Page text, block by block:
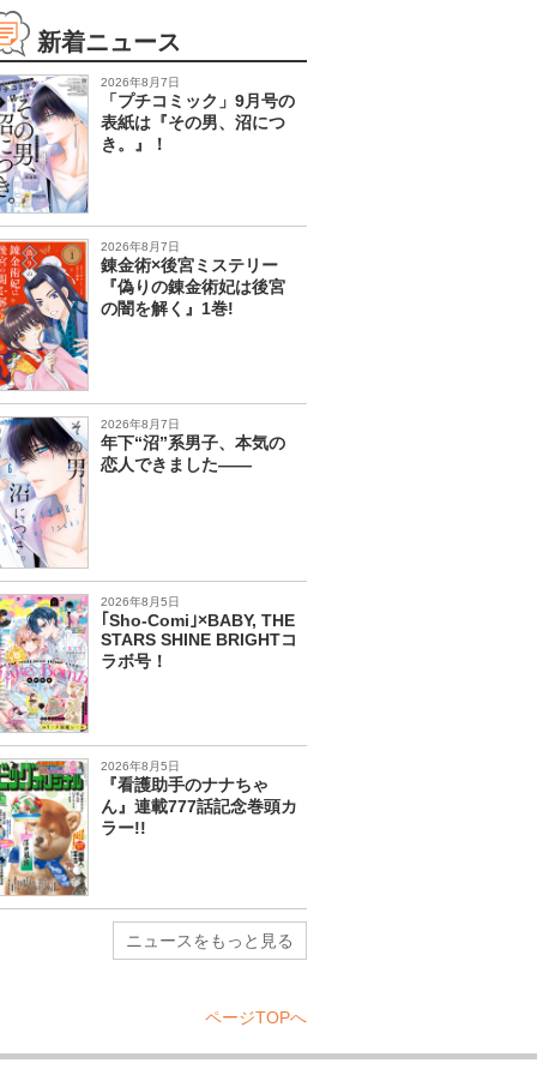
新着ニュース
2026年8月7日
「プチコミック」9月号の
表紙は『その男、沼につ
き。』！
2026年8月7日
錬金術×後宮ミステリー
『偽りの錬金術妃は後宮
の闇を解く』1巻!
2026年8月7日
年下“沼”系男子、本気の
恋人できました――
2026年8月5日
｢Sho-Comi｣×BABY, THE
STARS SHINE BRIGHTコ
ラボ号！
2026年8月5日
『看護助手のナナちゃ
ん』連載777話記念巻頭カ
ラー!!
ニュースをもっと見る
ページTOPへ